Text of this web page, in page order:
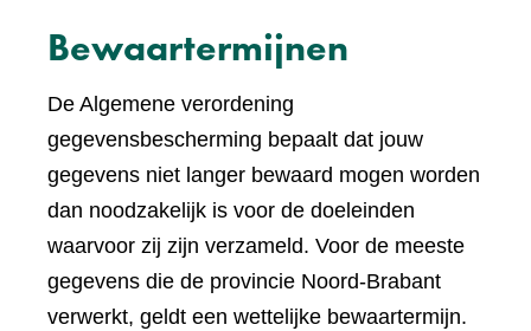
Bewaartermijnen
De Algemene verordening
gegevensbescherming bepaalt dat jouw
gegevens niet langer bewaard mogen worden
dan noodzakelijk is voor de doeleinden
waarvoor zij zijn verzameld. Voor de meeste
gegevens die de provincie Noord-Brabant
verwerkt, geldt een wettelijke bewaartermijn.